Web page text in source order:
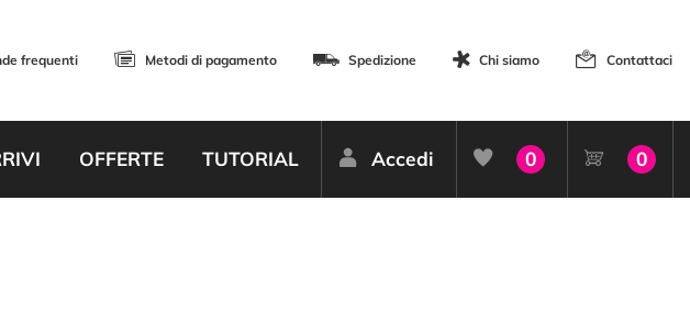
frequenti Metodi di pagamento Spedizione Chi siamo Contattaci
OFFERTE TUTORIAL Accedi 0 0